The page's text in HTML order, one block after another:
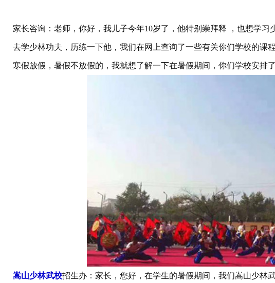
家长咨询：老师，你好，我儿子今年10岁了，他特别崇拜释 ，也想学
去学少林功夫，历练一下他，我们在网上查询了一些有关你们学校的课
寒假放假，暑假不放假的，我就想了解一下在暑假期间，你们学校安排
嵩山少林武校招生办：家长，您好，在学生的暑假期间，我们嵩山少林